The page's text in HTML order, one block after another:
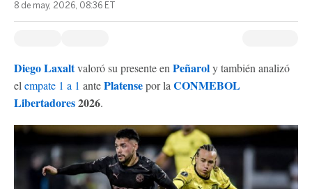
8 de may, 2026, 08:36 ET
Diego Laxaltvaloró su presente en Peñaroly también analizó
el empate 1 a 1 antePlatensepor la CONMEBOL
Libertadores2026.